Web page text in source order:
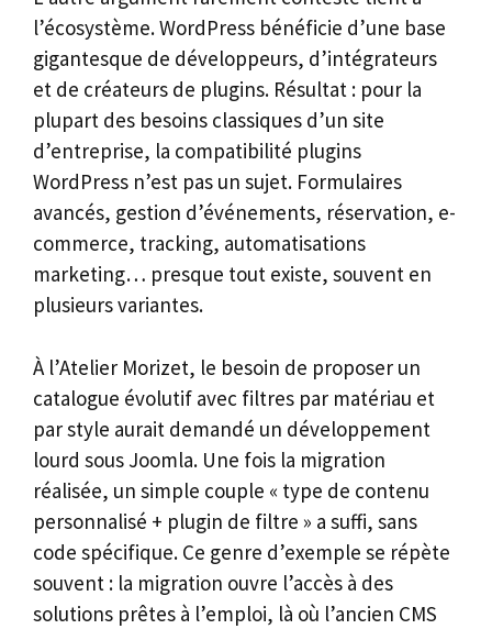
l’écosystème. WordPress bénéficie d’une base
gigantesque de développeurs, d’intégrateurs
et de créateurs de plugins. Résultat : pour la
plupart des besoins classiques d’un site
d’entreprise, la compatibilité plugins
WordPress n’est pas un sujet. Formulaires
avancés, gestion d’événements, réservation, e-
commerce, tracking, automatisations
marketing… presque tout existe, souvent en
plusieurs variantes.
À l’Atelier Morizet, le besoin de proposer un
catalogue évolutif avec filtres par matériau et
par style aurait demandé un développement
lourd sous Joomla. Une fois la migration
réalisée, un simple couple « type de contenu
personnalisé + plugin de filtre » a suffi, sans
code spécifique. Ce genre d’exemple se répète
souvent : la migration ouvre l’accès à des
solutions prêtes à l’emploi, là où l’ancien CMS